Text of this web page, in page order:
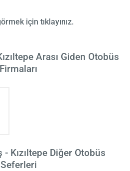
için tıklayınız.
Arası Giden Otobüs
Firmaları
Kızıltepe Diğer Otobüs
Seferleri